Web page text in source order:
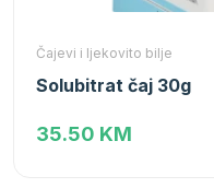
Čajevi i ljekovito bilje
Solubitrat čaj 30g
35.50 KM